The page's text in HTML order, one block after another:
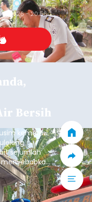
2026 - 20:56
Bersih
kemarau
sejumlah
terutama
cuci, dan